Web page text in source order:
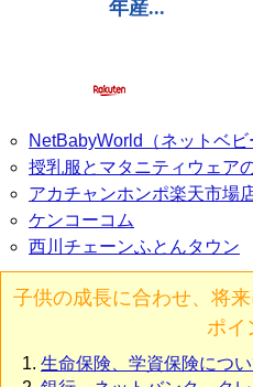
NetBabyWorld（ネットベビ
授乳服とマタニティウェア
アカチャンホンポ楽天市場
ケンコーコム
西川チェーンふとんタウン
子供の成長に合わせ、将
ポイ
生命保険、学資保険につい